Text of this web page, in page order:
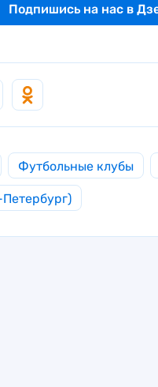
Подпишись на нас в
Футбольные клубы